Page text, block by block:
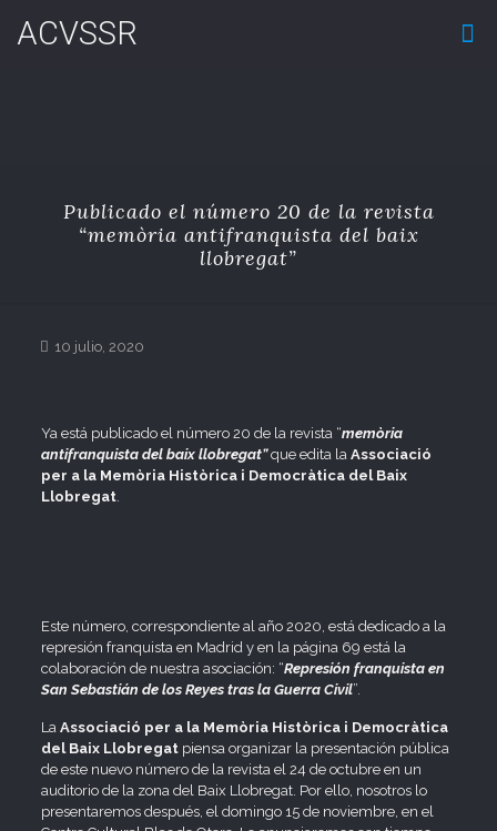
ACVSSR
Publicado el número 20 de la revista
“memòria antifranquista del baix
llobregat”
10 julio, 2020
Ya está publicado el número 20 de la revista “memòria
antifranquista del baix llobregat”que edita la Associació
per a la Memòria Històrica i Democràtica del Baix
Llobregat.
Este número, correspondiente al año 2020, está dedicado a la
represión franquista en Madrid y en la página 69 está la
colaboración de nuestra asociación: “Represión franquista en
San Sebastián de los Reyes tras la Guerra Civil”.
La Associació per a la Memòria Històrica i Democràtica
del Baix Llobregatpiensa organizar la presentación pública
de este nuevo número de la revista el 24 de octubre en un
auditorio de la zona del Baix Llobregat. Por ello, nosotros lo
presentaremos después, el domingo 15 de noviembre, en el